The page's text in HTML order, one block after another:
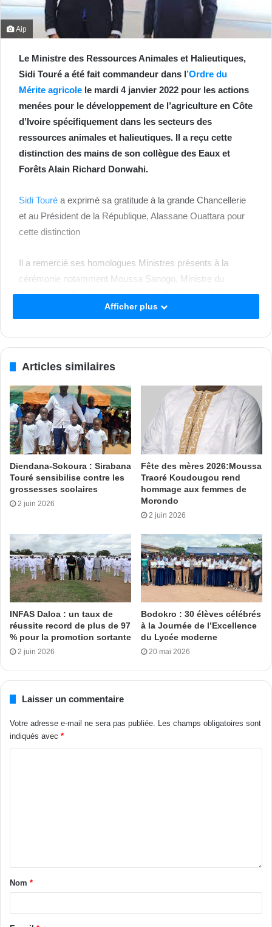
Aip
Le Ministre des Ressources Animales et Halieutiques,
Sidi Touré a été fait commandeur dans l’Ordre du
Mérite agricole le mardi 4 janvier 2022 pour les actions
menées pour le développement de l’agriculture en Côte
d’Ivoire spécifiquement dans les secteurs des
ressources animales et halieutiques. Il a reçu cette
distinction des mains de son collègue des Eaux et
Forêts Alain Richard Donwahi.
Sidi Touré a exprimé sa gratitude à la grande Chancellerie
et au Président de la République, Alassane Ouattara pour
cette distinction
Il a remercié ses homologues Ministres présents à la
cérémonie notamment Moussa Sanogo, Ministre du
Budget et du Portefeuille de l’Etat, le Professeur Adama
Diawara, de l’Enseignement Supérieur et de la Recherche
Pour rappel, l’Ordre du Mérite agricole est présidé par le
Ministre de l’Agriculture et du Développement Rural avec 2
vice-présidents, les Ministres des Ressources Animales et
Halieutiques et celui des Eaux et Forêts.
Olivier Dion avec L. Abdul (Sercom)
Côte d’Ivoire Ordre du Mérite Agricole Sidi Touré
Afficher plus
Articles similaires
Diendana-Sokoura : Sirabana
Touré sensibilise contre les
grossesses scolaires
2 juin 2026
Fête des mères 2026:Moussa
Traoré Koudougou rend
hommage aux femmes de
Morondo
2 juin 2026
INFAS Daloa : un taux de
réussite record de plus de 97
% pour la promotion sortante
2 juin 2026
Bodokro : 30 élèves célébrés
à la Journée de l’Excellence
du Lycée moderne
20 mai 2026
Laisser un commentaire
Votre adresse e-mail ne sera pas publiée. Les champs obligatoires sont
indiqués avec *
Nom *